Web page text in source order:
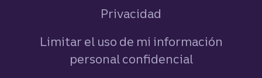
Privacidad
Limitar el uso de mi información
personal confidencial